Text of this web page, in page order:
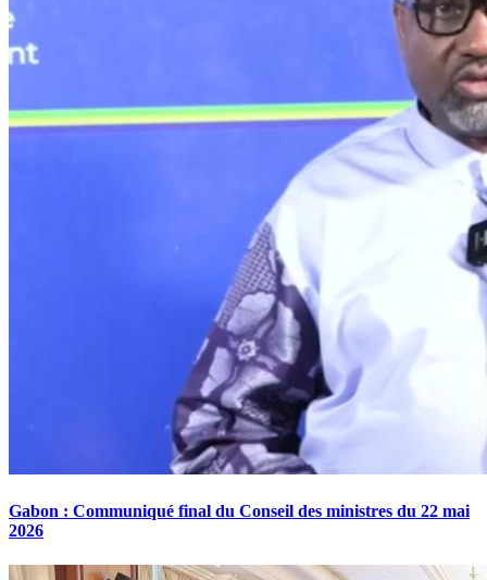
Gabon : Communiqué final du Conseil des ministres du 22 mai
2026